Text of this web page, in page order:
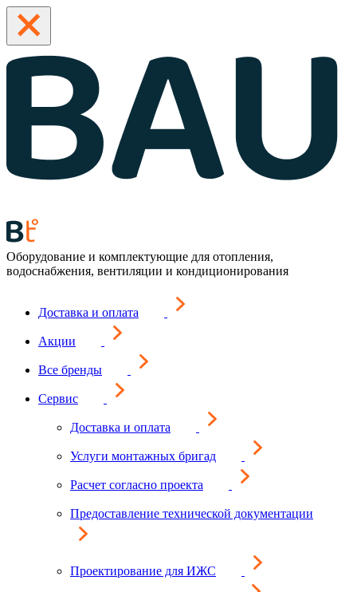
Оборудование и комплектующие для отопления,
водоснабжения, вентиляции и кондиционирования
Доставка и оплата
Акции
Все бренды
Сервис
Доставка и оплата
Услуги монтажных бригад
Расчет согласно проекта
Предоставление технической документации
Проектирование для ИЖС